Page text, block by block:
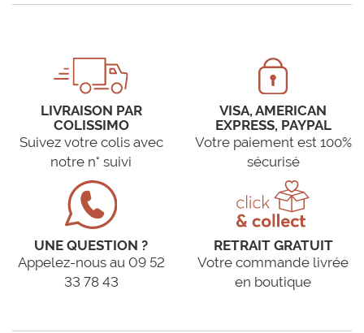
LIVRAISON PAR
COLISSIMO
Suivez votre colis avec
notre n° suivi
VISA, AMERICAN
EXPRESS, PAYPAL
Votre paiement est 100%
sécurisé
UNE QUESTION ?
Appelez-nous au 09 52
33 78 43
RETRAIT GRATUIT
Votre commande livrée
en boutique